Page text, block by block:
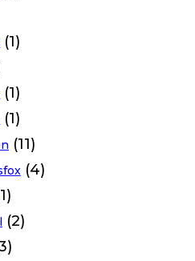
(1)
(1)
(1)
(11)
(4)
(2)